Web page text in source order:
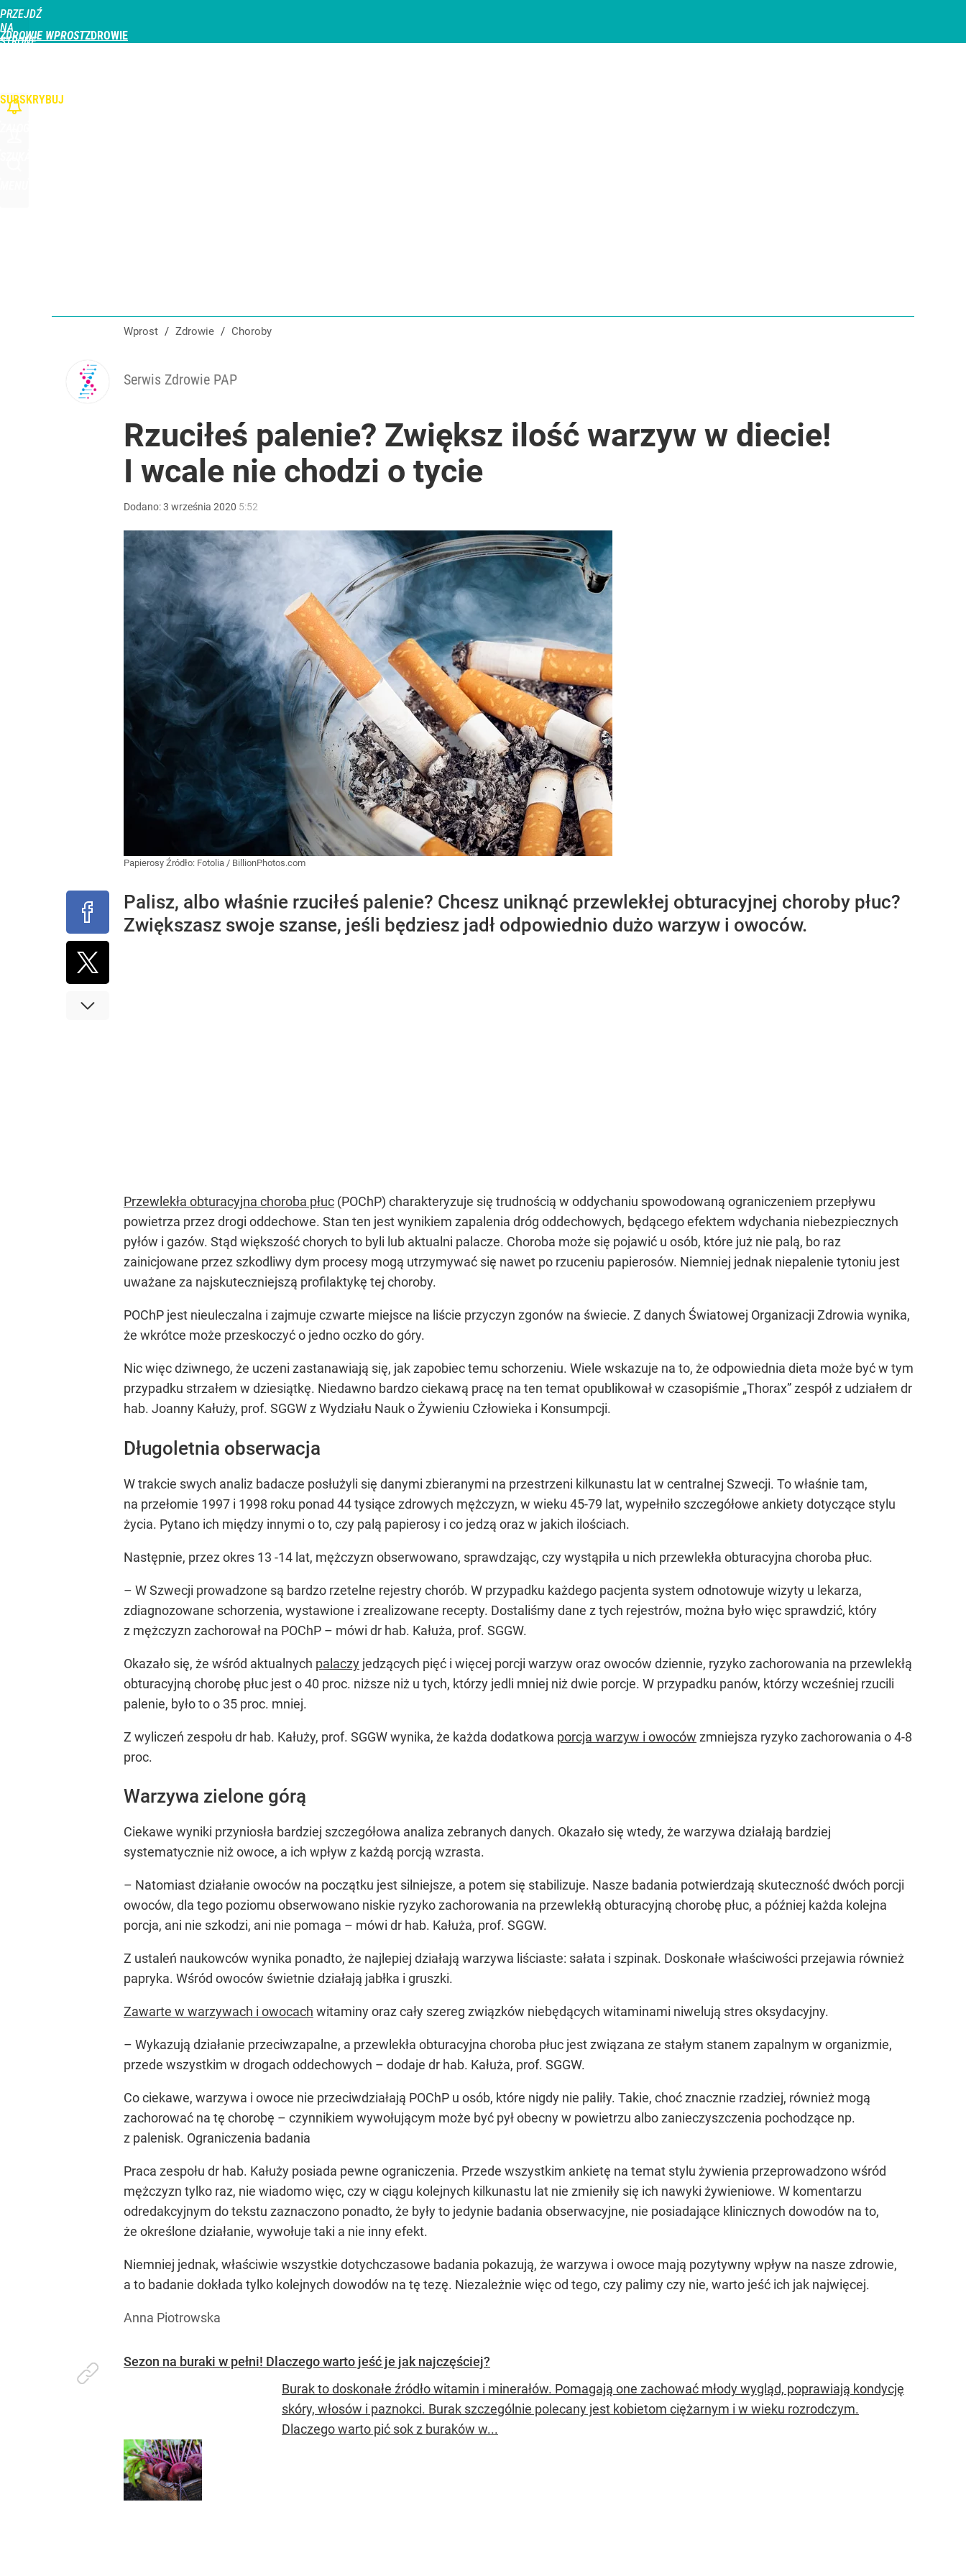
PRZEJDŹ
NA
STRONĘ
ZDROWIE WPROST
SUBSKRYBUJ
Wprost / Zdrowie / Choroby
Serwis Zdrowie PAP
Rzuciłeś palenie? Zwiększ ilość warzyw w diecie!
I wcale nie chodzi o tycie
Dodano:3 września 2020 5:52
Papierosy Źródło: Fotolia / BillionPhotos.com
Palisz, albo właśnie rzuciłeś palenie? Chcesz uniknąć przewlekłej obturacyjnej choroby płuc?
Zwiększasz swoje szanse, jeśli będziesz jadł odpowiednio dużo warzyw i owoców.
Przewlekła obturacyjna choroba płuc (POChP) charakteryzuje się trudnością w oddychaniu spowodowaną ograniczeniem przepływu
powietrza przez drogi oddechowe. Stan ten jest wynikiem zapalenia dróg oddechowych, będącego efektem wdychania niebezpiecznych
pyłów i gazów. Stąd większość chorych to byli lub aktualni palacze. Choroba może się pojawić u osób, które już nie palą, bo raz
zainicjowane przez szkodliwy dym procesy mogą utrzymywać się nawet po rzuceniu papierosów. Niemniej jednak niepalenie tytoniu jest
uważane za najskuteczniejszą profilaktykę tej choroby.
POChP jest nieuleczalna i zajmuje czwarte miejsce na liście przyczyn zgonów na świecie. Z danych Światowej Organizacji Zdrowia wynika,
że wkrótce może przeskoczyć o jedno oczko do góry.
Nic więc dziwnego, że uczeni zastanawiają się, jak zapobiec temu schorzeniu. Wiele wskazuje na to, że odpowiednia dieta może być w tym
przypadku strzałem w dziesiątkę. Niedawno bardzo ciekawą pracę na ten temat opublikował w czasopiśmie „Thorax” zespół z udziałem dr
hab. Joanny Kałuży, prof. SGGW z Wydziału Nauk o Żywieniu Człowieka i Konsumpcji.
Długoletnia obserwacja
W trakcie swych analiz badacze posłużyli się danymi zbieranymi na przestrzeni kilkunastu lat w centralnej Szwecji. To właśnie tam,
na przełomie 1997 i 1998 roku ponad 44 tysiące zdrowych mężczyzn, w wieku 45-79 lat, wypełniło szczegółowe ankiety dotyczące stylu
życia. Pytano ich między innymi o to, czy palą papierosy i co jedzą oraz w jakich ilościach.
Następnie, przez okres 13 -14 lat, mężczyzn obserwowano, sprawdzając, czy wystąpiła u nich przewlekła obturacyjna choroba płuc.
– W Szwecji prowadzone są bardzo rzetelne rejestry chorób. W przypadku każdego pacjenta system odnotowuje wizyty u lekarza,
zdiagnozowane schorzenia, wystawione i zrealizowane recepty. Dostaliśmy dane z tych rejestrów, można było więc sprawdzić, który
z mężczyzn zachorował na POChP – mówi dr hab. Kałuża, prof. SGGW.
Okazało się, że wśród aktualnych palaczy jedzących pięć i więcej porcji warzyw oraz owoców dziennie, ryzyko zachorowania na przewlekłą
obturacyjną chorobę płuc jest o 40 proc. niższe niż u tych, którzy jedli mniej niż dwie porcje. W przypadku panów, którzy wcześniej rzucili
palenie, było to o 35 proc. mniej.
Z wyliczeń zespołu dr hab. Kałuży, prof. SGGW wynika, że każda dodatkowa porcja warzyw i owoców zmniejsza ryzyko zachorowania o 4-8
proc.
Warzywa zielone górą
Ciekawe wyniki przyniosła bardziej szczegółowa analiza zebranych danych. Okazało się wtedy, że warzywa działają bardziej
systematycznie niż owoce, a ich wpływ z każdą porcją wzrasta.
– Natomiast działanie owoców na początku jest silniejsze, a potem się stabilizuje. Nasze badania potwierdzają skuteczność dwóch porcji
owoców, dla tego poziomu obserwowano niskie ryzyko zachorowania na przewlekłą obturacyjną chorobę płuc, a później każda kolejna
porcja, ani nie szkodzi, ani nie pomaga – mówi dr hab. Kałuża, prof. SGGW.
Z ustaleń naukowców wynika ponadto, że najlepiej działają warzywa liściaste: sałata i szpinak. Doskonałe właściwości przejawia również
papryka. Wśród owoców świetnie działają jabłka i gruszki.
Zawarte w warzywach i owocach witaminy oraz cały szereg związków niebędących witaminami niwelują stres oksydacyjny.
– Wykazują działanie przeciwzapalne, a przewlekła obturacyjna choroba płuc jest związana ze stałym stanem zapalnym w organizmie,
przede wszystkim w drogach oddechowych – dodaje dr hab. Kałuża, prof. SGGW.
Co ciekawe, warzywa i owoce nie przeciwdziałają POChP u osób, które nigdy nie paliły. Takie, choć znacznie rzadziej, również mogą
zachorować na tę chorobę – czynnikiem wywołującym może być pył obecny w powietrzu albo zanieczyszczenia pochodzące np.
z palenisk. Ograniczenia badania
Praca zespołu dr hab. Kałuży posiada pewne ograniczenia. Przede wszystkim ankietę na temat stylu żywienia przeprowadzono wśród
mężczyzn tylko raz, nie wiadomo więc, czy w ciągu kolejnych kilkunastu lat nie zmieniły się ich nawyki żywieniowe. W komentarzu
odredakcyjnym do tekstu zaznaczono ponadto, że były to jedynie badania obserwacyjne, nie posiadające klinicznych dowodów na to,
że określone działanie, wywołuje taki a nie inny efekt.
Niemniej jednak, właściwie wszystkie dotychczasowe badania pokazują, że warzywa i owoce mają pozytywny wpływ na nasze zdrowie,
a to badanie dokłada tylko kolejnych dowodów na tę tezę. Niezależnie więc od tego, czy palimy czy nie, warto jeść ich jak najwięcej.
Anna Piotrowska
Sezon na buraki w pełni! Dlaczego warto jeść je jak najczęściej?
Burak to doskonałe źródło witamin i minerałów. Pomagają one zachować młody wygląd, poprawiają kondycję
skóry, włosów i paznokci. Burak szczególnie polecany jest kobietom ciężarnym i w wieku rozrodczym.
Dlaczego warto pić sok z buraków w...